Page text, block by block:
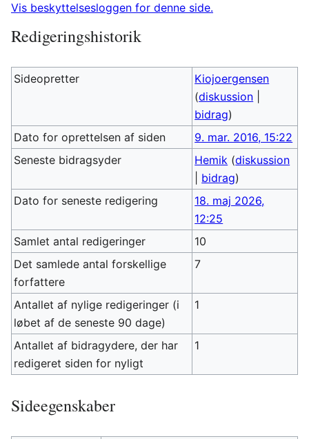
Vis beskyttelsesloggen for denne side.
Redigeringshistorik
Sideopretter
Kiojoergensen
(diskussion
bidrag)
Dato for oprettelsen af siden
9. mar. 2016, 15:22
Seneste bidragsyder
Hemik (diskussion
bidrag)
Dato for seneste redigering
18. maj 2026,
12:25
Samlet antal redigeringer
10
Det samlede antal forskellige
forfattere
7
Antallet af nylige redigeringer (i
løbet af de seneste 90 dage)
1
Antallet af bidragydere, der har
redigeret siden for nyligt
1
Sideegenskaber